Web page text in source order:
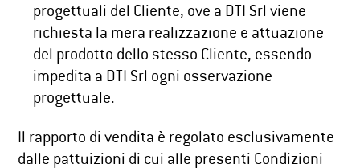
progettuali del Cliente, ove a DTI Srl viene
richiesta la mera realizzazione e attuazione
del prodotto dello stesso Cliente, essendo
impedita a DTI Srl ogni osservazione
progettuale.
Il rapporto di vendita è regolato esclusivamente
dalle pattuizioni di cui alle presenti Condizioni